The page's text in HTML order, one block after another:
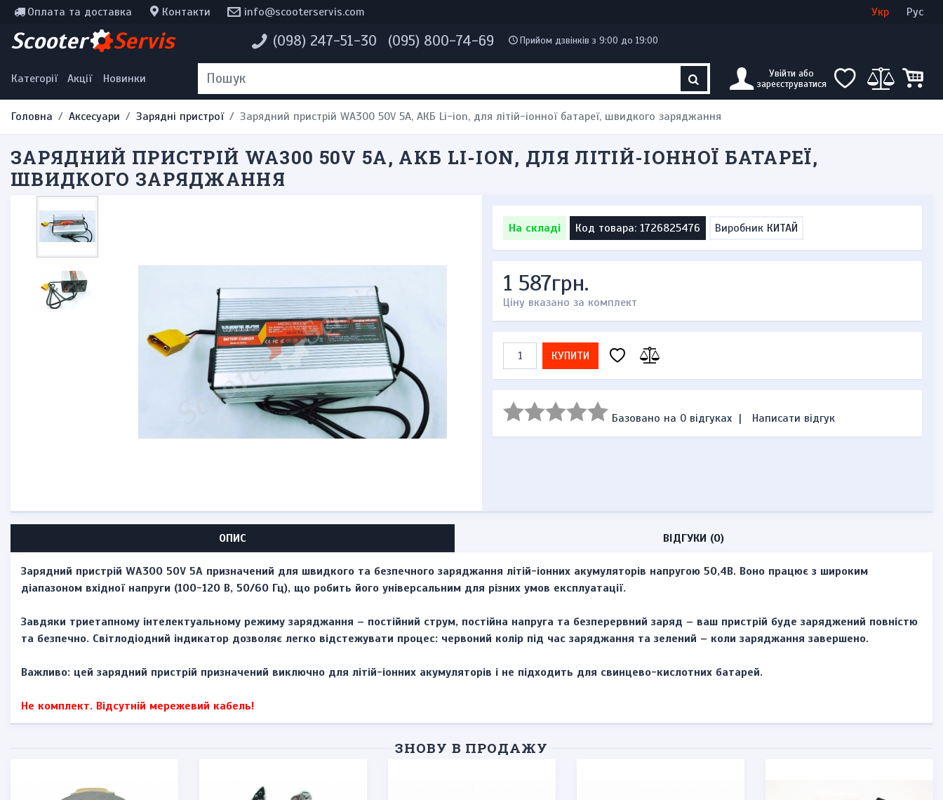
Оплата та доставка Контакти info@scooterservis.com Укр Рус
Scooter Servis (098) 247-51-30 (095) 800-74-69 Прийом дзвінків з 9:00 до 19:00
Категорії Акції Новинки
Увійти або
зареєструватися
Інструменти, мотохімія
Наклейки
Одяг та екіпірування
Головна Аксесуари Зарядні пристрої Зарядний пристрій WA300 50V 5A, АКБ Li-ion, для літій-іонної батареї, швидкого заряджання
ЗАРЯДНИЙ ПРИСТРІЙ WA300 50V 5A, АКБ LI-ION, ДЛЯ ЛІТІЙ-ІОННОЇ БАТАРЕЇ,
ШВИДКОГО ЗАРЯДЖАННЯ
На складі Код товара: 1726825476 Виробник КИТАЙ
1 587грн.
Ціну вказано за комплект
КУПИТИ
Базовано на 0 відгуках | Написати відгук
ОПИС ВІДГУКИ (0)
Зарядний пристрій WA300 50V 5A призначений для швидкого та безпечного заряджання літій-іонних акумуляторів напругою 50,4В. Воно працює з широким
діапазоном вхідної напруги (100-120 В, 50/60 Гц), що робить його універсальним для різних умов експлуатації.
Завдяки триетапному інтелектуальному режиму заряджання – постійний струм, постійна напруга та безперервний заряд – ваш пристрій буде заряджений повністю
та безпечно. Світлодіодний індикатор дозволяє легко відстежувати процес: червоний колір під час заряджання та зелений – коли заряджання завершено.
Важливо: цей зарядний пристрій призначений виключно для літій-іонних акумуляторів і не підходить для свинцево-кислотних батарей.
Не комплект. Відсутній мережевий кабель!
ЗНОВУ В ПРОДАЖУ